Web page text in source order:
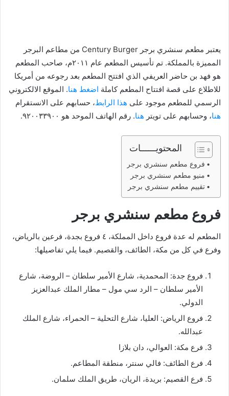
يعتبر مطعم سنشري برجر Century Burger من مطاعم البرجر
المميزة بالمملكة. تم تأسيس المطعم عام ٢٠١١م، صاحب المطعم
هو فهد بن حاضر العريفي الذي افتتح المطعم بعد رجوعه من أمريكا
للاطلاع على قصة افتتاح المطعم كاملة اضغط هنا. الموقع الالكتروني
الرسمي للمطعم موجود على هذا الرابط، حسابهم على الانستقرام
هنا، وحسابهم على تويتر هنا. رقم الهاتف الموحد هو ٩٢٠٠٣٣٩٠٠.
المحتويــــــات
فروع مطعم سنشري برجر
منيو مطعم سنشري برجر
تقييم مطعم سنشري برجر
فروع مطعم سنشري برجر
المطعم له عدة فروع داخل المملكة، ٤ فروع بجدة، فرعين بالرياض،
وفرع في كل من مكة، الطائف، والقصيم. فيما يلي تفاصيلها:
فروع جدة: المحمدية، شارع الأمير سلطان – الروضة، شارع
الأمير سلطان – الرد سي مول – مطار الملك عبدالعزيز
الدولي.
فروع الرياض: العليا، شارع التحلية – الحمراء، شارع الملك
عبدالله.
فرع مكة: العوالي، دان بلازا
فرع الطائف: فالي سنتر، منطقة المطاعم.
فرع القصيم: بريدة، الريان، طريق الملك سلمان.